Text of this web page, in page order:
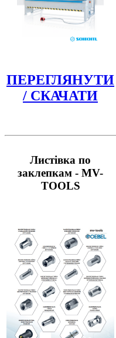
ПЕРЕГЛЯНУТИ
/ СКАЧАТИ
Листівка по
заклепкам - MV-
TOOLS